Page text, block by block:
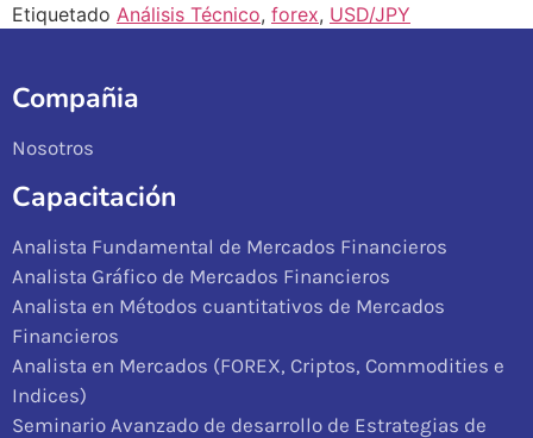
Etiquetado Análisis Técnico, forex, USD/JPY
Compañia
Nosotros
Capacitación
Analista Fundamental de Mercados Financieros
Analista Gráfico de Mercados Financieros
Analista en Métodos cuantitativos de Mercados
Financieros
Analista en Mercados (FOREX, Criptos, Commodities e
Indices)
Seminario Avanzado de desarrollo de Estrategias de